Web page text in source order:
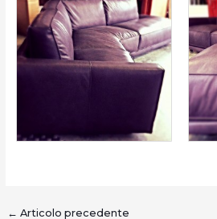
← Articolo precedente